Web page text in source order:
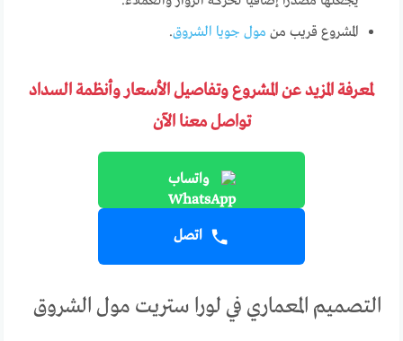
المشروع قريب من مول جويا الشروق.
لمعرفة المزيد عن المشروع وتفاصيل الأسعار وأنظمة السداد
تواصل معنا الآن
واتساب
اتصل
التصميم المعماري في لورا ستريت مول الشروق